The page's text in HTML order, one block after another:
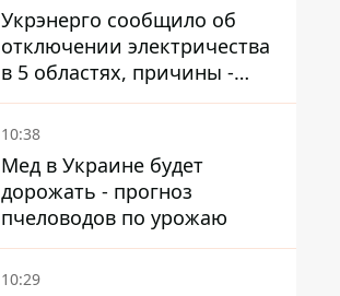
Укрэнерго сообщило об
отключении электричества
в 5 областях, причины -
обстрелы и жара
10:38
Мед в Украине будет
дорожать - прогноз
пчеловодов по урожаю
10:29